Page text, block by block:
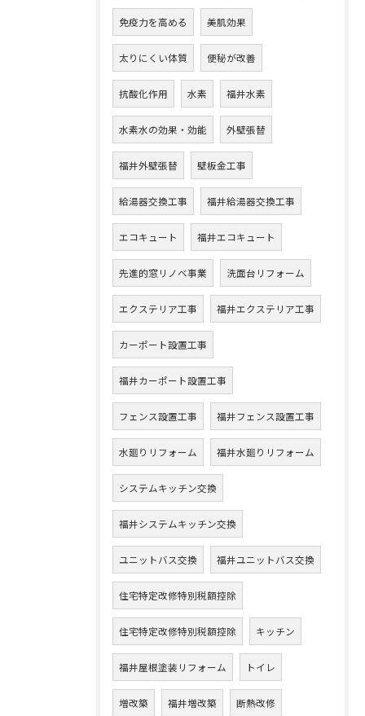
免疫力を高める 美肌効果
太りにくい体質 便秘が改善
抗酸化作用 水素 福井水素
水素水の効果・効能 外壁張替
福井外壁張替 壁板金工事
給湯器交換工事 福井給湯器交換工事
エコキュート 福井エコキュート
先進的窓リノベ事業 洗面台リフォーム
エクステリア工事 福井エクステリア工事
カーポート設置工事
福井カーポート設置工事
フェンス設置工事 福井フェンス設置工事
水廻りリフォーム 福井水廻りリフォーム
システムキッチン交換
福井システムキッチン交換
ユニットバス交換 福井ユニットバス交換
住宅特定改修特別税額控除
住宅特定改修特別税額控除 キッチン
福井屋根塗装リフォーム トイレ
増改築 福井増改築 断熱改修